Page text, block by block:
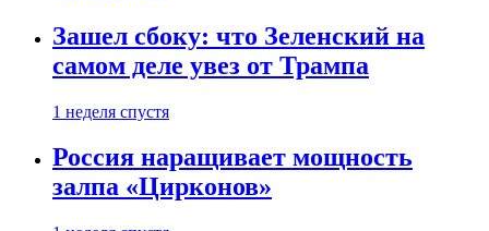
Зашел сбоку: что Зеленский на
самом деле увез от Трампа
1 неделя спустя
Россия наращивает мощность
залпа «Цирконов»